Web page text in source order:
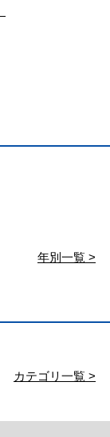
年別一覧 >
カテゴリ一覧 >